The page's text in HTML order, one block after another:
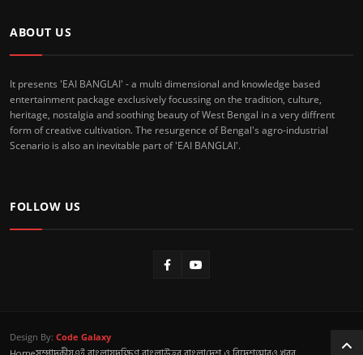
ABOUT US
It presents 'EAI BANGLAI' - a multi dimensional and knowledge based
entertainment package exclusively focussing on the tradition, culture,
heritage, nostalgia and soothing beauty of West Bengal in a very diffrent
form of creative cultivation. The resurgence of Bengal's agro-industrial
Scenario is also an inevitable part of 'EAI BANGLAI'.
FOLLOW US
Design By: Code Galaxy